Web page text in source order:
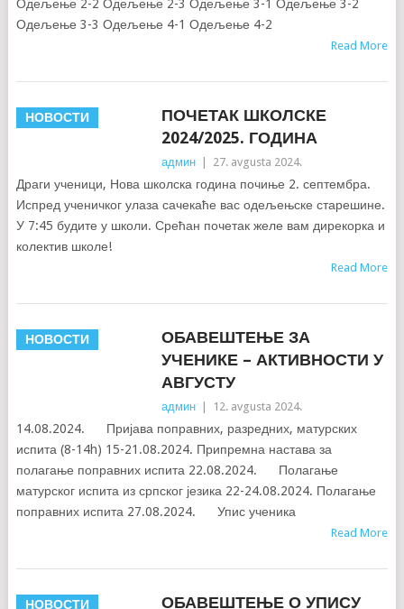
Одељење 2-2 Одељење 2-3 Одељење 3-1 Одељење 3-2
Одељење 3-3 Одељење 4-1 Одељење 4-2
Read More
НОВОСТИ
ПОЧЕТАК ШКОЛСКЕ
2024/2025. ГОДИНА
админ 27. avgusta 2024.
Драги ученици, Нова школска година почиње 2. септембра.
Испред ученичког улаза сачекаће вас одељењске старешине.
У 7:45 будите у школи. Срећан почетак желе вам дирекорка и
колектив школе!
Read More
НОВОСТИ
ОБАВЕШТЕЊЕ ЗА
УЧЕНИКЕ – АКТИВНОСТИ У
АВГУСТУ
админ 12. avgusta 2024.
14.08.2024. Пријава поправних, разредних, матурских
испита (8-14h) 15-21.08.2024. Припремна настава за
полагање поправних испита 22.08.2024. Полагање
матурског испита из српског језика 22-24.08.2024. Полагање
поправних испита 27.08.2024. Упис ученика
Read More
НОВОСТИ ОБАВЕШТЕЊЕ О УПИСУ